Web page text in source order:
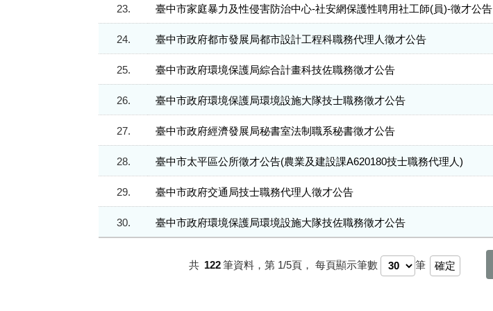
23. 臺中市家庭暴力及性侵害防治中心-社安網保護性聘用社工師(員)-徵才公告
24. 臺中市政府都市發展局都市設計工程科職務代理人徵才公告
25. 臺中市政府環境保護局綜合計畫科技佐職務徵才公告
26. 臺中市政府環境保護局環境設施大隊技士職務徵才公告
27. 臺中市政府經濟發展局秘書室法制職系秘書徵才公告
28. 臺中市太平區公所徵才公告(農業及建設課A620180技士職務代理人)
29. 臺中市政府交通局技士職務代理人徵才公告
30. 臺中市政府環境保護局環境設施大隊技佐職務徵才公告
共 122 筆資料，第 1/5頁， 每頁顯示筆數 筆